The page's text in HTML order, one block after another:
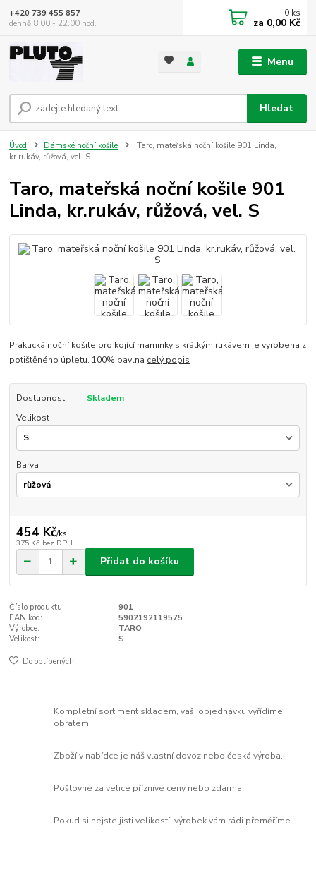
Menu
Hledat
+420 739 455 857
denně 8.00 - 22.00 hod.
0 ks
za 0,00 Kč
Úvod Dámské noční košile
Taro, mateřská noční košile 901 Linda,
kr.rukáv, růžová, vel. S
Taro, mateřská noční košile 901
Linda, kr.rukáv, růžová, vel. S
Praktická noční košile pro kojící maminky s krátkým rukávem je vyrobena z
potištěného úpletu. 100% bavlna celý popis
Dostupnost
Skladem
Velikost
Barva
454 Kč/ks
375 Kč bez DPH
Přidat do košíku
Číslo produktu:
901
EAN kód:
5902192119575
Výrobce:
TARO
Velikost:
S
Do oblíbených
Kompletní sortiment skladem, vaši objednávku vyřídíme
obratem.
Zboží v nabídce je náš vlastní dovoz nebo česká výroba.
Poštovné za velice příznivé ceny nebo zdarma.
Pokud si nejste jisti velikostí, výrobek vám rádi přeměříme.